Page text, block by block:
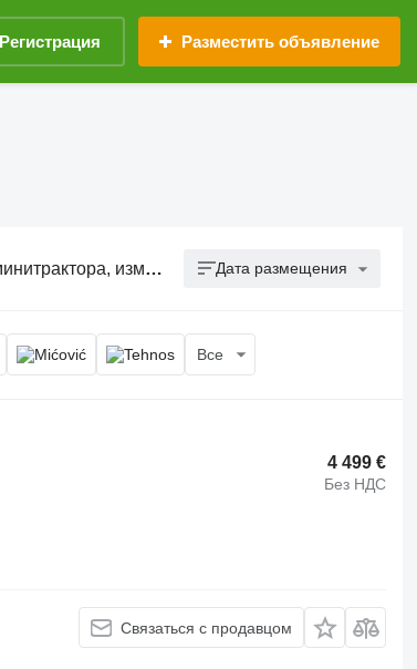
Разместить объявление
растительных остатков Дата размещения
Все
4 499 €
Без НДС
Связаться с продавцом